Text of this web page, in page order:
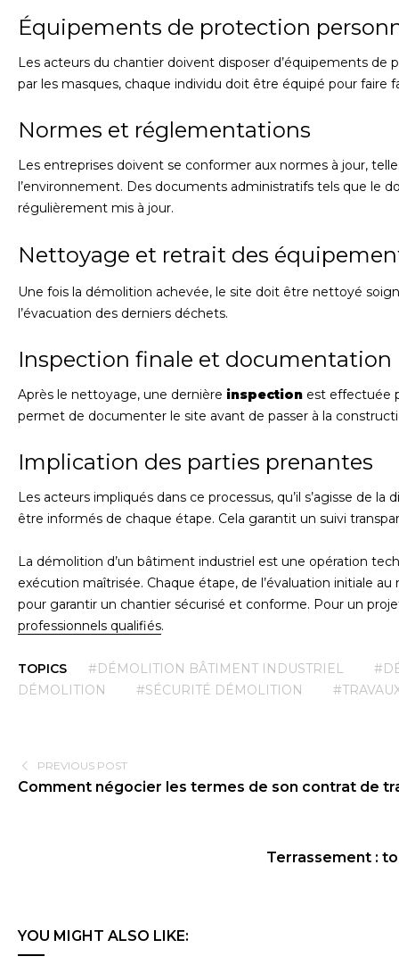
Équipements de protection
Les acteurs du chantier doivent disposer d’équipements
par les masques, chaque individu doit être équipé pour faire
Normes et réglementations
Les entreprises doivent se conformer aux normes à jour,
l’environnement. Des documents administratifs tels que le
régulièrement mis à jour.
Nettoyage et retrait des
Une fois la démolition achevée, le site doit être nettoyé
l’évacuation des derniers déchets.
Inspection finale et documentation
Après le nettoyage, une dernière inspection est effectuée
permet de documenter le site avant de passer à la
Implication des parties prenantes
Les acteurs impliqués dans ce processus, qu’il s’agisse de
être informés de chaque étape. Cela garantit un suivi
La démolition d’un bâtiment industriel est une opération
exécution maîtrisée. Chaque étape, de l’évaluation initiale
pour garantir un chantier sécurisé et conforme. Pour un
professionnels qualifiés.
TOPICS #DÉMOLITION BÂTIMENT INDUSTRIEL
DÉMOLITION
#SÉCURITÉ DÉMOLITION
PREVIOUS POST
Comment négocier les termes de son contrat de
Terrassement :
YOU MIGHT ALSO LIKE: